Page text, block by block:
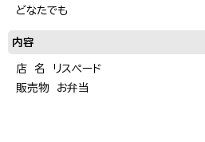
どなたでも
内容
店 名 リスペード
販売物 お弁当